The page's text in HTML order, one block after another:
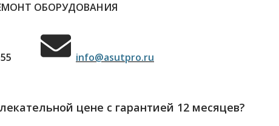
ОБОРУДОВАНИЯ
info@asutpro.ru
цене с гарантией 12 месяцев?